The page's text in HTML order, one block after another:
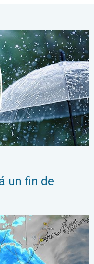
lluvioso. El Este
un fin de
hacia el norte a lo